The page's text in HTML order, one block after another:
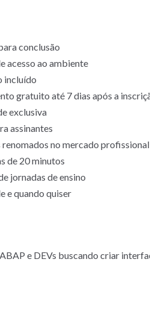
conclusão
acesso ao ambiente
incluído
gratuito até 7 dias após a
exclusiva
assinantes
no mercado profissional
de 20 minutos
jornadas de ensino
e quando quiser
e DEVs buscando criar